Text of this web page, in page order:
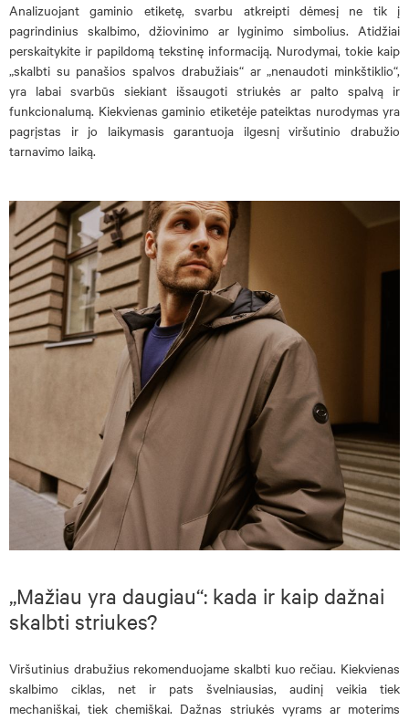
Analizuojant gaminio etiketę, svarbu atkreipti dėmesį ne tik į
pagrindinius skalbimo, džiovinimo ar lyginimo simbolius. Atidžiai
perskaitykite ir papildomą tekstinę informaciją. Nurodymai, tokie kaip
„skalbti su panašios spalvos drabužiais“ ar „nenaudoti minkštiklio“,
yra labai svarbūs siekiant išsaugoti striukės ar palto spalvą ir
funkcionalumą. Kiekvienas gaminio etiketėje pateiktas nurodymas yra
pagrįstas ir jo laikymasis garantuoja ilgesnį viršutinio drabužio
tarnavimo laiką.
„Mažiau yra daugiau“: kada ir kaip dažnai
skalbti striukes?
Viršutinius drabužius rekomenduojame skalbti kuo rečiau. Kiekvienas
skalbimo ciklas, net ir pats švelniausias, audinį veikia tiek
mechaniškai, tiek chemiškai. Dažnas striukės vyrams ar moterims